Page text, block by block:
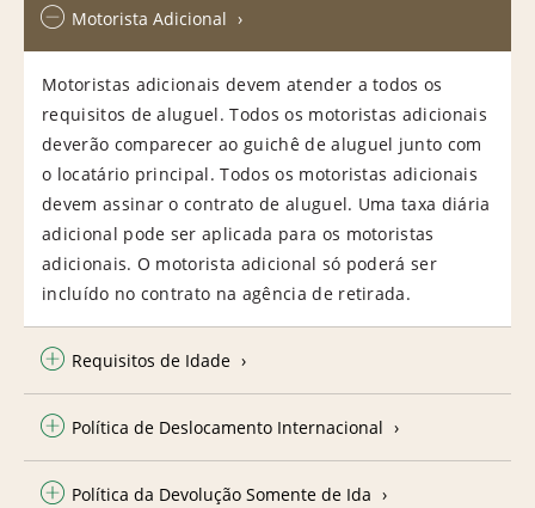
Motorista Adicional
Motoristas adicionais devem atender a todos os
requisitos de aluguel. Todos os motoristas adicionais
deverão comparecer ao guichê de aluguel junto com
o locatário principal. Todos os motoristas adicionais
devem assinar o contrato de aluguel. Uma taxa diária
adicional pode ser aplicada para os motoristas
adicionais. O motorista adicional só poderá ser
incluído no contrato na agência de retirada.
Requisitos de Idade
Política de Deslocamento Internacional
Política da Devolução Somente de Ida